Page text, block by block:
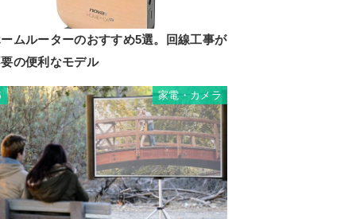
ムルーターのおすすめ5選。回線工事が
の便利なモデル
家電・カメラ